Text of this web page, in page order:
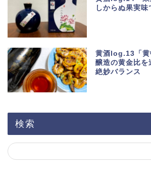
しからぬ果実味
黄酒log.13「黄
醸造の黄金比を
絶妙バランス
検索